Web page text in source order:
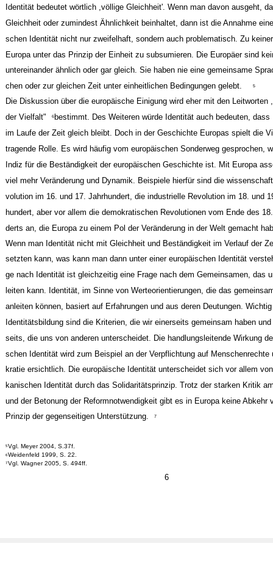
6
Identität bedeutet wörtlich ,völlige Gleichheit'. Wenn man davon ausgeht,
Gleichheit oder zumindest Ähnlichkeit beinhaltet, dann ist die Annahme
schen Identität nicht nur zweifelhaft, sondern auch problematisch. Zu
Europa unter das Prinzip der Einheit zu subsumieren. Die Europäer sind
untereinander ähnlich oder gar gleich. Sie haben nie eine gemeinsame
chen oder zur gleichen Zeit unter einheitlichen Bedingungen gelebt.
5
Die Diskussion über die europäische Einigung wird eher mit den Leitworten
der Vielfalt"
6 bestimmt. Des Weiteren würde Identität auch bedeuten, dass
im Laufe der Zeit gleich bleibt. Doch in der Geschichte Europas spielt die
tragende Rolle. Es wird häufig vom europäischen Sonderweg gesprochen,
Indiz für die Beständigkeit der europäischen Geschichte ist. Mit Europa
viel mehr Veränderung und Dynamik. Beispiele hierfür sind die
volution im 16. und 17. Jahrhundert, die industrielle Revolution im 18. und
hundert, aber vor allem die demokratischen Revolutionen vom Ende des
derts an, die Europa zu einem Pol der Veränderung in der Welt gemacht
Wenn man Identität nicht mit Gleichheit und Beständigkeit im Verlauf der
setzten kann, was kann man dann unter einer europäischen Identität
ge nach Identität ist gleichzeitig eine Frage nach dem Gemeinsamen, das
leiten kann. Identität, im Sinne von Werteorientierungen, die das
anleiten können, basiert auf Erfahrungen und aus deren Deutungen.
Identitätsbildung sind die Kriterien, die wir einerseits gemeinsam haben und
seits, die uns von anderen unterscheidet. Die handlungsleitende Wirkung
schen Identität wird zum Beispiel an der Verpflichtung auf Menschenrechte
kratie ersichtlich. Die europäische Identität unterscheidet sich vor allem
kanischen Identität durch das Solidaritätsprinzip. Trotz der starken Kritik
und der Betonung der Reformnotwendigkeit gibt es in Europa keine Abkehr
Prinzip der gegenseitigen Unterstützung.
7
5 Vgl. Meyer 2004, S.37f.
6 Weidenfeld 1999, S. 22.
7 Vgl. Wagner 2005, S. 494ff.